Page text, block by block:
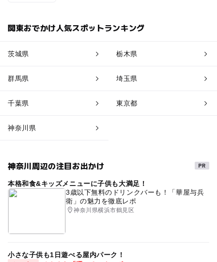
関東おでかけ人気スポットランキング
茨城県 栃木県
群馬県 埼玉県
千葉県 東京都
神奈川県
神奈川周辺の注目お出かけ
本格和食&キッズメニューに子供も大満足！
3歳以下無料のドリンクバーも！「華屋与兵
衛」の魅力を徹底レポ
神奈川県横浜市鶴見区
小さな子供も1日遊べる屋内パーク！